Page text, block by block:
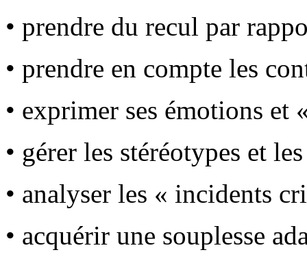
• prendre du recul par
• prendre en compte les
• exprimer ses émotions et
• gérer les stéréotypes et
• analyser les « incidents
• acquérir une souplesse